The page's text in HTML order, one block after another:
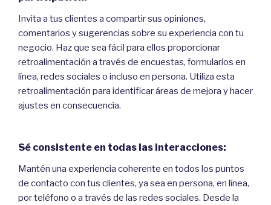
Invita a tus clientes a compartir sus opiniones,
comentarios y sugerencias sobre su experiencia con tu
negocio. Haz que sea fácil para ellos proporcionar
retroalimentación a través de encuestas, formularios en
línea, redes sociales o incluso en persona. Utiliza esta
retroalimentación para identificar áreas de mejora y hacer
ajustes en consecuencia.
Sé consistente en todas las interacciones:
Mantén una experiencia coherente en todos los puntos
de contacto con tus clientes, ya sea en persona, en línea,
por teléfono o a través de las redes sociales. Desde la